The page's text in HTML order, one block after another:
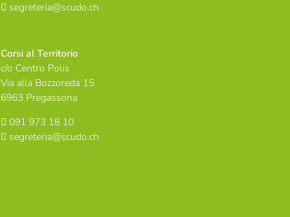
segreteria@scudo.ch
Corsi al Territorio
c/o Centro Polis
Via alla Bozzoreda 15
6963 Pregassona
091 973 18 10
segreteria@scudo.ch